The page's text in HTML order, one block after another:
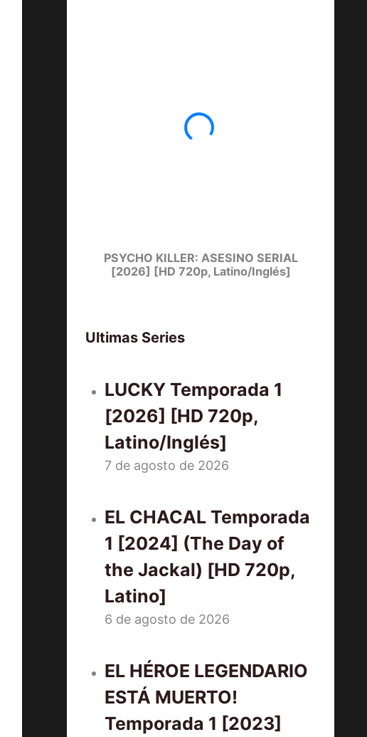
PSYCHO KILLER: ASESINO SERIAL
[2026] [HD 720p, Latino/Inglés]
Ultimas Series
LUCKY Temporada 1
[2026] [HD 720p,
Latino/Inglés]
7 de agosto de 2026
EL CHACAL Temporada
1 [2024] (The Day of
the Jackal) [HD 720p,
Latino]
6 de agosto de 2026
EL HÉROE LEGENDARIO
ESTÁ MUERTO!
Temporada 1 [2023]